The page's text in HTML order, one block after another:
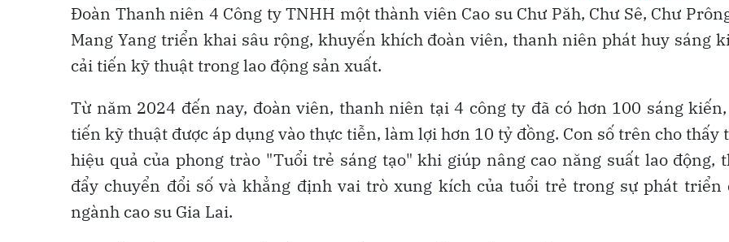
Đoàn Thanh niên 4 Công ty TNHH một thành viên Cao su Chư Păh, Chư Sê, Chư
Mang Yang triển khai sâu rộng, khuyến khích đoàn viên, thanh niên phát huy sáng
cải tiến kỹ thuật trong lao động sản xuất.
Từ năm 2024 đến nay, đoàn viên, thanh niên tại 4 công ty đã có hơn 100 sáng
tiến kỹ thuật được áp dụng vào thực tiễn, làm lợi hơn 10 tỷ đồng. Con số trên cho thấy
hiệu quả của phong trào "Tuổi trẻ sáng tạo" khi giúp nâng cao năng suất lao động,
đẩy chuyển đổi số và khẳng định vai trò xung kích của tuổi trẻ trong sự phát triển
ngành cao su Gia Lai.